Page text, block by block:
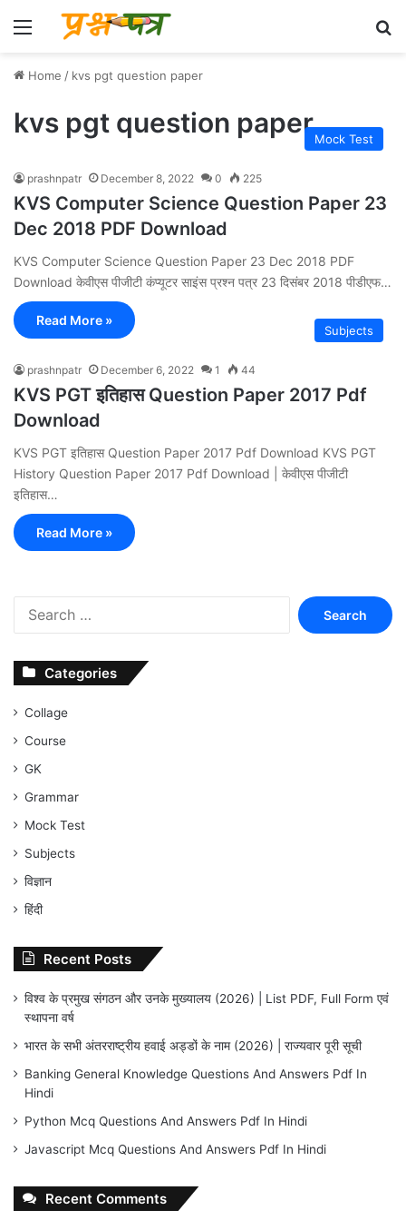
Menu
Home / kvs pgt question paper
kvs pgt question paperMock Test
prashnpatr December 8, 2022 0 225
KVS Computer Science Question Paper 23
Dec 2018 PDF Download
KVS Computer Science Question Paper 23 Dec 2018 PDF
Download केवीएस पीजीटी कंप्यूटर साइंस प्रश्न पत्र 23 दिसंबर 2018 पीडीएफ…
Read More »
Subjects
prashnpatr December 6, 2022 1 44
KVS PGT इतिहास Question Paper 2017 Pdf
Download
KVS PGT इतिहास Question Paper 2017 Pdf Download KVS PGT
History Question Paper 2017 Pdf Download | केवीएस पीजीटी
इतिहास…
Read More »
Search
for:
Categories
Collage
Course
GK
Grammar
Mock Test
Subjects
विज्ञान
हिंदी
Recent Posts
विश्व के प्रमुख संगठन और उनके मुख्यालय (2026) | List PDF, Full Form एवं
स्थापना वर्ष
भारत के सभी अंतरराष्ट्रीय हवाई अड्डों के नाम (2026) | राज्यवार पूरी सूची
Banking General Knowledge Questions And Answers Pdf In
Hindi
Python Mcq Questions And Answers Pdf In Hindi
Javascript Mcq Questions And Answers Pdf In Hindi
Recent Comments